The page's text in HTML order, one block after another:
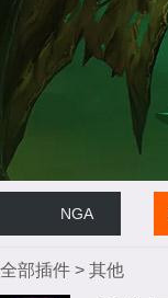
NGA
全部插件 > 其他